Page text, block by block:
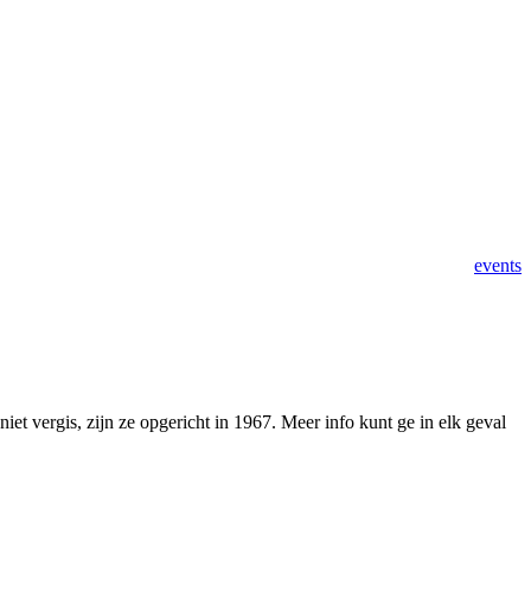
events
vergis, zijn ze opgericht in 1967. Meer info kunt ge in elk geval